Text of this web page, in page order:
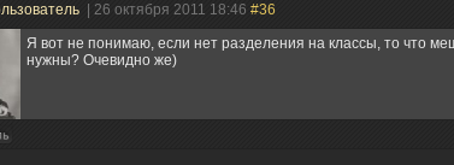
| 26 октября 2011 18:46 #36
Я вот не понимаю, если нет разделения на классы, то что
нужны? Очевидно же)